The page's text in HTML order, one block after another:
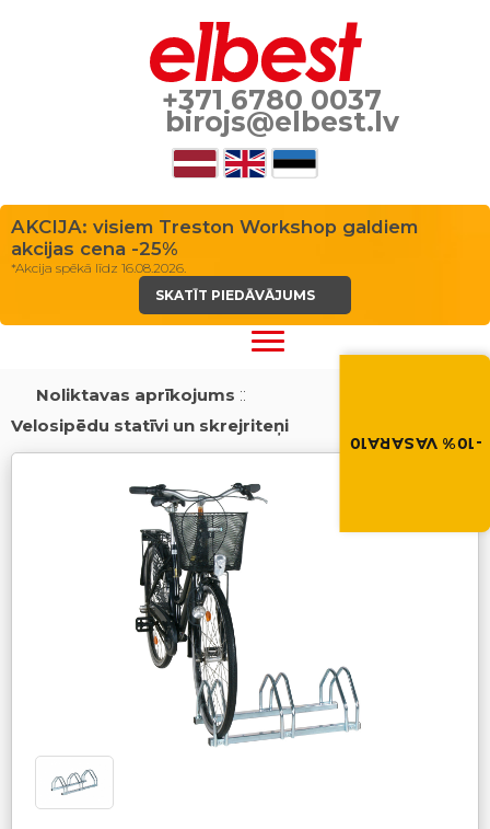
Vasara nāk ar
-10% VASARA10
+371 6780 0037
birojs@elbest.lv
AKCIJA: visiem Treston Workshop galdiem
akcijas cena -25%
*Akcija spēkā līdz 16.08.2026.
SKATĪT PIEDĀVĀJUMS
Noliktavas aprīkojums ::
Velosipēdu statīvi un skrejriteņi